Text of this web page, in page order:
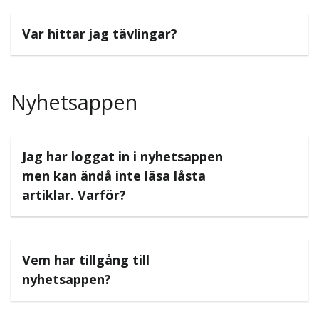
Var hittar jag tävlingar?
Nyhetsappen
Jag har loggat in i nyhetsappen
men kan ändå inte läsa låsta
artiklar. Varför?
Vem har tillgång till
nyhetsappen?